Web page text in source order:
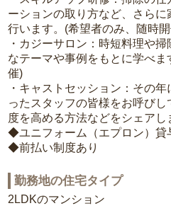
ーションの取り方など、さら
行います。(希望者のみ、随時
・カジーサロン：時短料理や
なテーマや事例をもとに学べ
催)
・キャストセッション：その
ったスタッフの皆様をお呼び
度を高める方法などをシェア
◆ユニフォーム（エプロン）貸
◆前払い制度あり
勤務地の住宅タイプ
2LDKのマンション